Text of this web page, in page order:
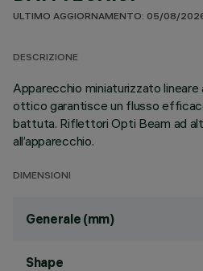
ULTIMO AGGIORNAMENTO: 05/08/
DESCRIZIONE
Apparecchio miniaturizzato
ottico garantisce un flusso
battuta. Riflettori Opti Beam ad
all’apparecchio.
DIMENSIONI
Generale (mm)
Shape